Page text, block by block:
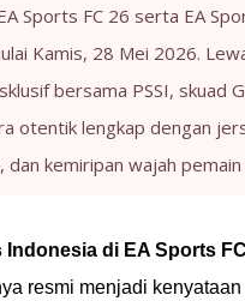
Sports FC 26 serta EA
Kamis, 28 Mei 2026.
bersama PSSI, skuad
otentik lengkap dengan
dan kemiripan wajah pemain
Indonesia di EA Sports
resmi menjadi